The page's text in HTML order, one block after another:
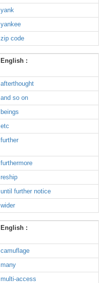
yank
yankee
zip code
English :
afterthought
and so on
beings
etc
further
furthermore
reship
until further notice
wider
English :
camuflage
many
multi-access